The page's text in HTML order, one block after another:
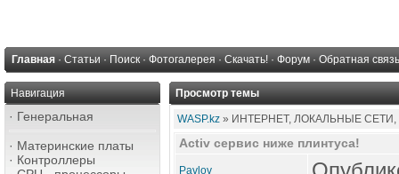
Главная · Статьи · Поиск · Фотогалерея · Скачать! · Форум · Обратная связь
Навигация
· Генеральная
· Материнские платы
· Контроллеры
Просмотр темы
WASP.kz » ИНТЕРНЕТ, ЛОКАЛЬНЫЕ
Activ сервис ниже плинтуса!
Pavlov